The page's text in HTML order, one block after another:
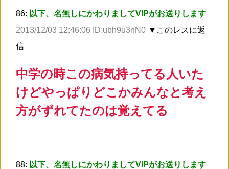
86: 以下、名無しにかわりましてVIPがお送りします
2013/12/03 12:46:06 ID:ubh9u3nN0 ▼このレスに返
信
中学の時この病気持ってる人いた
けどやっぱりどこかみんなと考え
方がずれてたのは覚えてる
88: 以下、名無しにかわりましてVIPがお送りします